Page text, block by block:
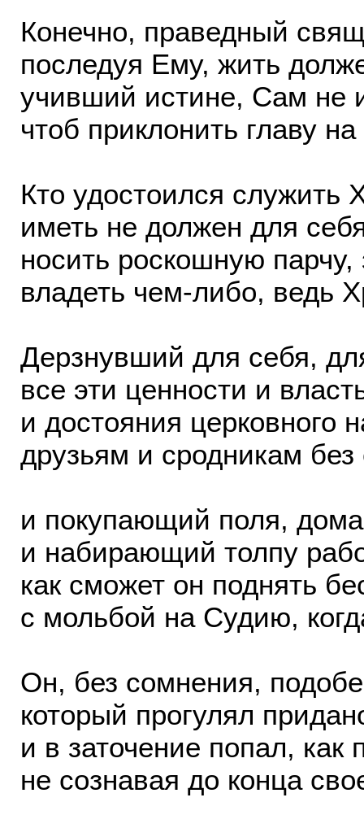
Конечно, праведный
последуя Ему, жить
учивший истине, Сам не
чтоб приклонить главу
Кто удостоился служить
иметь не должен для
носить роскошную
владеть чем-либо, ведь
Дерзнувший для себя,
все эти ценности и
и достояния церковного
друзьям и сродникам без
и покупающий поля,
и набирающий толпу
как сможет он поднять
с мольбой на Судию,
Он, без сомнения,
который прогулял
и в заточение попал, как
не сознавая до конца